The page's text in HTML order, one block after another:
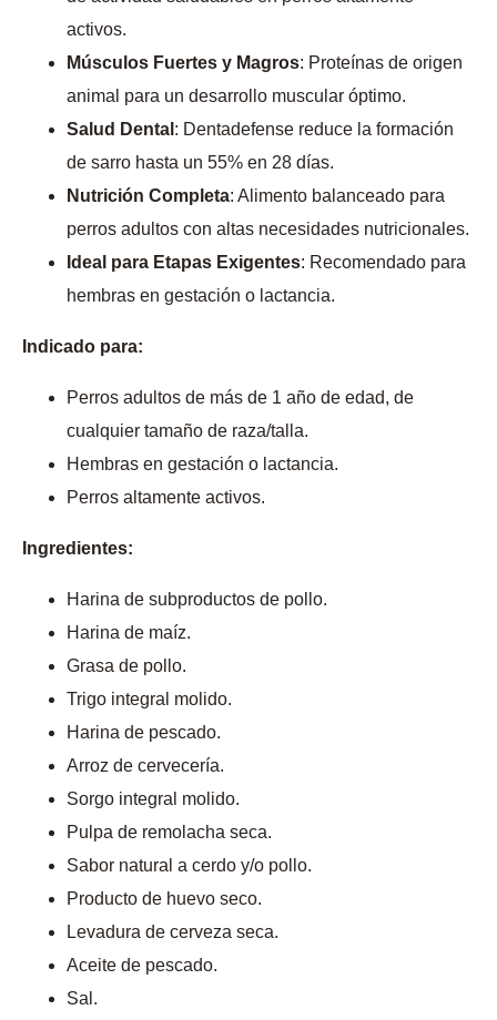
activos.
Músculos Fuertes y Magros: Proteínas de origen
animal para un desarrollo muscular óptimo.
Salud Dental : Dentadefense reduce la formación
de sarro hasta un 55% en 28 días.
Nutrición Completa: Alimento balanceado para
perros adultos con altas necesidades nutricionales.
Ideal para Etapas Exigentes: Recomendado para
hembras en gestación o lactancia.
Indicado para:
Perros adultos de más de 1 año de edad, de
cualquier tamaño de raza/talla.
Hembras en gestación o lactancia.
Perros altamente activos.
Ingredientes:
Harina de subproductos de pollo.
Harina de maíz.
Grasa de pollo.
Trigo integral molido.
Harina de pescado.
Arroz de cervecería.
Sorgo integral molido.
Pulpa de remolacha seca.
Sabor natural a cerdo y/o pollo.
Producto de huevo seco.
Levadura de cerveza seca.
Aceite de pescado.
Sal.